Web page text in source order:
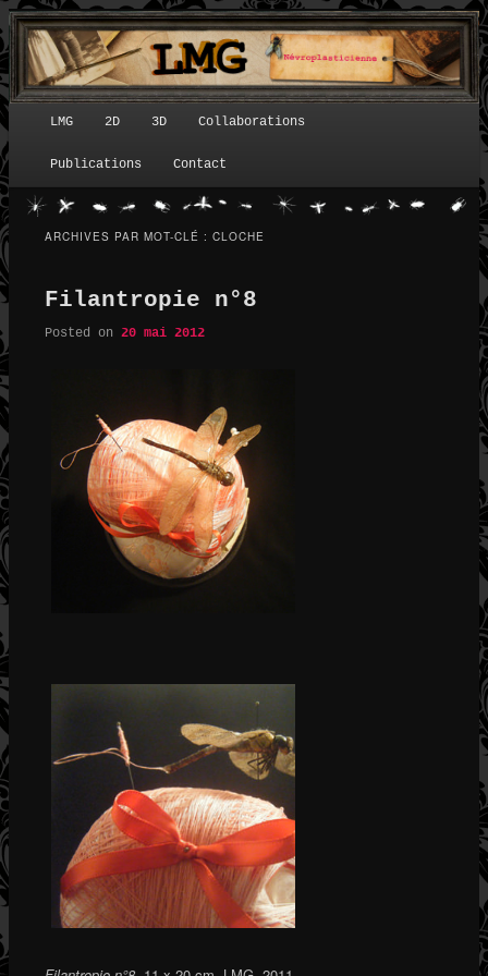
Menu principal
LMG 2D 3D Collaborations
Publications Contact
ARCHIVES PAR MOT-CLÉ : CLOCHE
Filantropie n°8
Posted on 20 mai 2012